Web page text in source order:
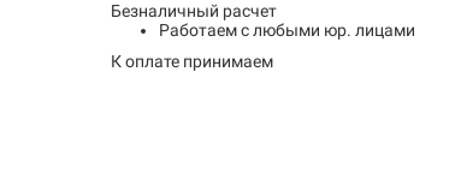
Безналичный расчет
Работаем с любыми юр. лицами
К оплате принимаем